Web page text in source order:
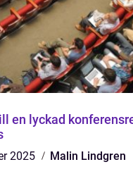
en lyckad
2025
Malin Lindgren